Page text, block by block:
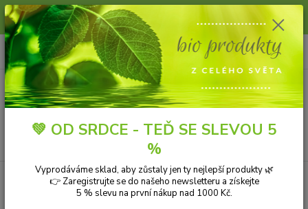
Slunce, koupání a horko dávají vlasům zabrat. Dopřejte jim šetrnou péči s
přírodní vlasovou kosmetikou.
Menu
CZK
+420 606 912 887
9-18:00 hod.
0 ks
za 0,00 Kč
Kategorie blogu
💚 OD SRDCE - TEĎ SE SLEVOU 5
%
Vyprodáváme sklad, aby zůstaly jen ty nejlepší produkty 🌿
👉 Zaregistrujte se do našeho newsletteru a získejte
5 % slevu na první nákup nad 1000 Kč.